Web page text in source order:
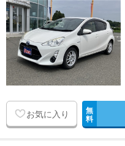
お気に入り 無
料